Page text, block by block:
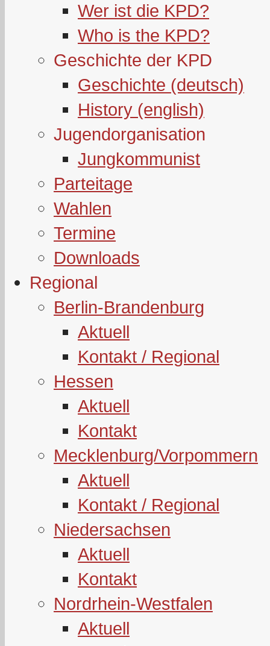
Wer ist die KPD?
Who is the KPD?
Geschichte der KPD
Geschichte (deutsch)
History (english)
Jugendorganisation
Jungkommunist
Parteitage
Wahlen
Termine
Downloads
Regional
Berlin-Brandenburg
Aktuell
Kontakt / Regional
Hessen
Aktuell
Kontakt
Mecklenburg/Vorpommern
Aktuell
Kontakt / Regional
Niedersachsen
Aktuell
Kontakt
Nordrhein-Westfalen
Aktuell